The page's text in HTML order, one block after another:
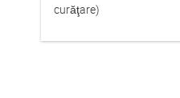
curăţare)